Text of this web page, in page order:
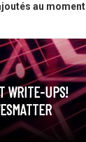
au moment
WRITE-UPS!